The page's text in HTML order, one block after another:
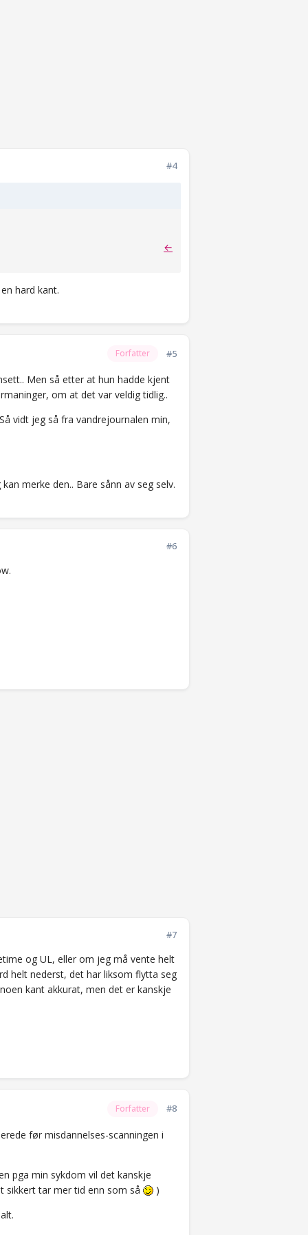
#4
←
hard kant.
Forfatter #5
Men så etter at hun hadde kjent
om at det var veldig tidlig..
vidt jeg så fra vandrejournalen min,
merke den.. Bare sånn av seg selv.
#6
#7
og UL, eller om jeg må vente helt
helt nederst, det har liksom flytta seg
kant akkurat, men det er kanskje
Forfatter #8
før misdannelses-scanningen i
pga min sykdom vil det kanskje
sikkert tar mer tid enn som så
)